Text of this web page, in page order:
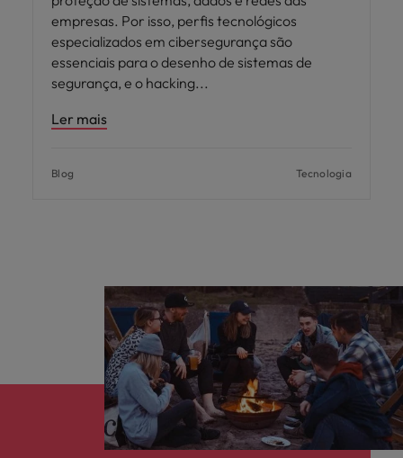
empresas. Por isso, perfis tecnológicos
especializados em cibersegurança são
essenciais para o desenho de sistemas de
segurança, e o hacking
Ler mais
Blog Tecnologia